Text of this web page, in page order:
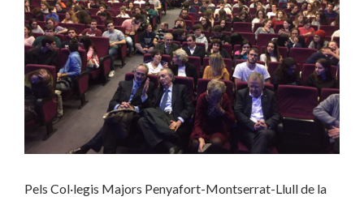
Pels Col·legis Majors Penyafort-Montserrat-Llull de la